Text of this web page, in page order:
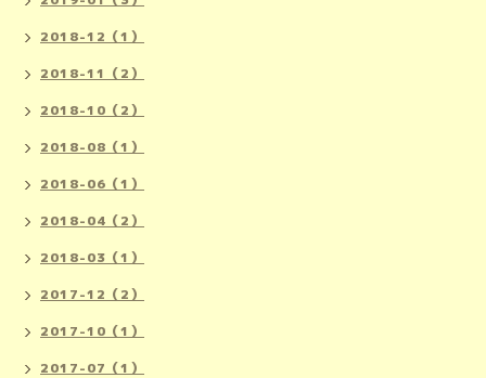
2018-12（1）
2018-11（2）
2018-10（2）
2018-08（1）
2018-06（1）
2018-04（2）
2018-03（1）
2017-12（2）
2017-10（1）
2017-07（1）